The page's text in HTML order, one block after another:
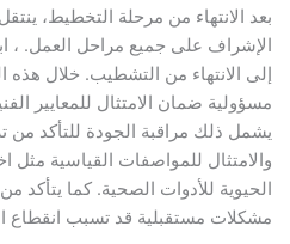
بعد الانتهاء من مرحلة التخطيط،
الإشراف على جميع مراحل العمل. ،
إلى الانتهاء من التشطيب. خلال هذه
مسؤولية ضمان الامتثال للمعايير
يشمل ذلك مراقبة الجودة للتأكد
والامتثال للمواصفات القياسية مثل
الحيوية للأدوات الصحية. كما يتأكد
مشكلات مستقبلية قد تسبب انقطاع